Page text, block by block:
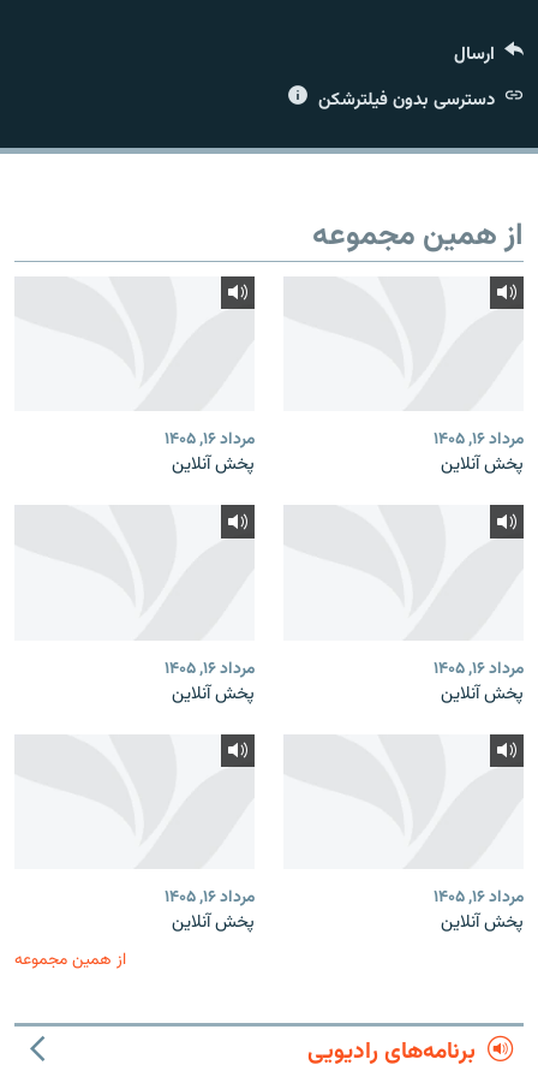
زبان‌های دیگر
ارسال
دسترسی بدون فیلترشکن
از همین مجموعه
مرداد ۱۶, ۱۴۰۵
پخش آنلاین
مرداد ۱۶, ۱۴۰۵
پخش آنلاین
مرداد ۱۶, ۱۴۰۵
پخش آنلاین
مرداد ۱۶, ۱۴۰۵
پخش آنلاین
مرداد ۱۶, ۱۴۰۵
پخش آنلاین
مرداد ۱۶, ۱۴۰۵
پخش آنلاین
از همین مجموعه
برنامه‌های رادیویی